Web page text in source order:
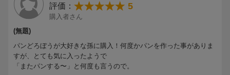
評価： 5
購入者さん
(無題)
パンどろぼうが大好きな孫に購入！何度かパンを作った事がありま
すが、とても気に入ったようで
「またパンする〜」と何度も言うので。